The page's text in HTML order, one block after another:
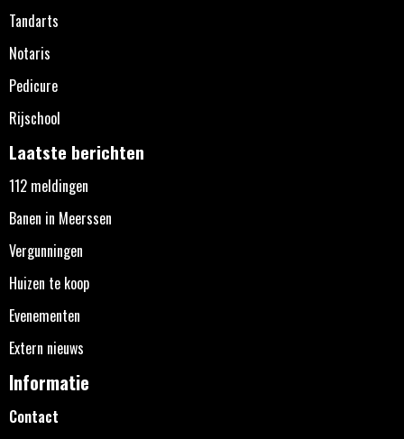
Tandarts
Notaris
Pedicure
Rijschool
Laatste berichten
112 meldingen
Banen in Meerssen
Vergunningen
Huizen te koop
Evenementen
Extern nieuws
Informatie
Contact